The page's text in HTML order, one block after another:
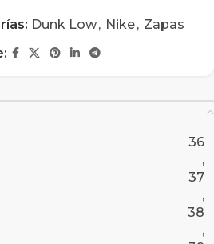
Dunk Low, Nike, Zapas
36
,
37
,
38
,